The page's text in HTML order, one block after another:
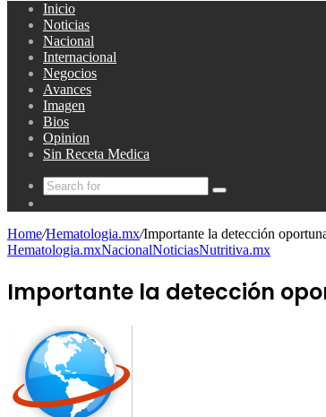
Inicio
Noticias
Nacional
Internacional
Negocios
Avances
Imagen
Bios
Opinion
Sin Receta Medica
Search
for
Home/Hematologia.mx/Importante la detección
Hematologia.mxNacionalNoticiasNutritiva.mx
Importante la detección